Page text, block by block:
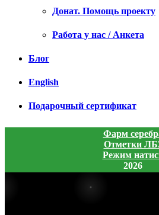
Донат. Помощь проекту
Работа у нас / Анкета
Блог
English
Подарочный сертификат
Фарм
Отметки
Режим
2026